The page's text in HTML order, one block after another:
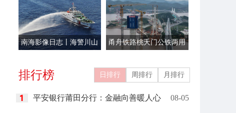
南海影像日志丨海警川山
执法训练
甬舟铁路桃夭门公铁两用
排行榜 日排行 周排行 月排行
平安银行莆田分行：金融向善暖人心 08-05